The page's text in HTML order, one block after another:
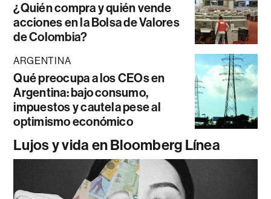
¿Quién compra y quién vende
acciones en la Bolsa de Valores
de Colombia?
ARGENTINA
Qué preocupa a los CEOs en
Argentina: bajo consumo,
impuestos y cautela pese al
optimismo económico
Lujos y vida en Bloomberg Línea